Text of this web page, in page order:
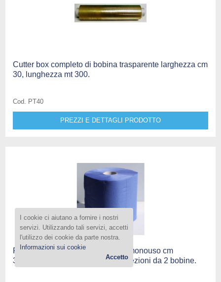
Cutter box completo di bobina trasparente larghezza cm
30, lunghezza mt 300.
Cod. PT40
PREZZI E DETTAGLI PRODOTTO
Panno in bobine super blu foods monouso cm
30x26,5h, 500 strappi, 3 veli, confezioni da 2 bobine.
I cookie ci aiutano a fornire i nostri
servizi. Utilizzando tali servizi, accetti
l'utilizzo dei cookie da parte nostra.
Informazioni sui cookie
Accetto